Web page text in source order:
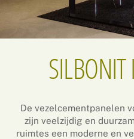
De vezelcementpanelen
zijn veelzijdig en
ruimtes een moderne en